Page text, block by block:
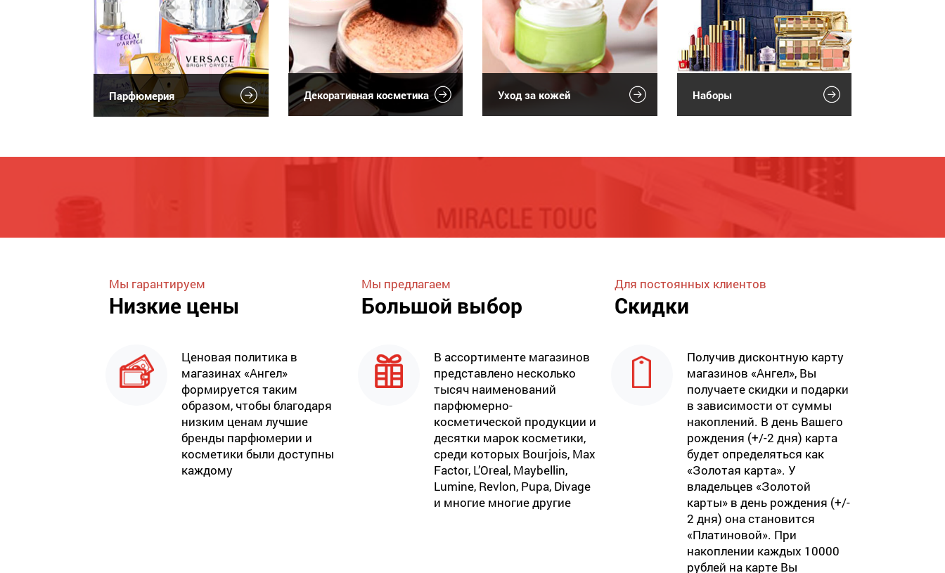
Парфюмерия Декоративная косметика Уход за кожей Наборы
Мы гарантируем
Низкие цены
Ценовая политика в
магазинах «Ангел»
формируется таким
образом, чтобы благодаря
низким ценам лучшие
бренды парфюмерии и
косметики были доступны
каждому
Мы предлагаем
Большой выбор
В ассортименте магазинов
представлено несколько
тысяч наименований
парфюмерно-
косметической продукции и
десятки марок косметики,
среди которых Bourjois, Max
Factor, L’Oreal, Maybellin,
Lumine, Revlon, Pupa, Divage
и многие многие другие
Для постоянных клиентов
Скидки
Получив дисконтную карту
магазинов «Ангел», Вы
получаете скидки и подарки
в зависимости от суммы
накоплений. В день Вашего
рождения (+/-2 дня) карта
будет определяться как
«Золотая карта». У
владельцев «Золотой
карты» в день рождения (+/-
2 дня) она становится
«Платиновой». При
накоплении каждых 10000
рублей на карте Вы